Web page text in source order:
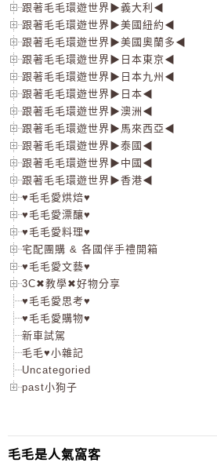
跟著毛毛環遊世界▶義大利◀
跟著毛毛環遊世界▶美國紐約◀
跟著毛毛環遊世界▶美國奧蘭多◀
跟著毛毛環遊世界▶日本東京◀
跟著毛毛環遊世界▶日本九州◀
跟著毛毛環遊世界▶日本◀
跟著毛毛環遊世界▶澳洲◀
跟著毛毛環遊世界▶馬來西亞◀
跟著毛毛環遊世界▶泰國◀
跟著毛毛環遊世界▶中國◀
跟著毛毛環遊世界▶香港◀
♥毛毛愛烘焙♥
♥毛毛愛漂釀♥
♥毛毛愛料理♥
宅配團購 & 各國伴手禮開箱
♥毛毛愛文藝♥
3C✖教學✖好物分享
♥毛毛愛思考♥
♥毛毛愛購物♥
新車試駕
毛毛♥小雜記
Uncategoried
past小狗子
毛毛是人氣窩客